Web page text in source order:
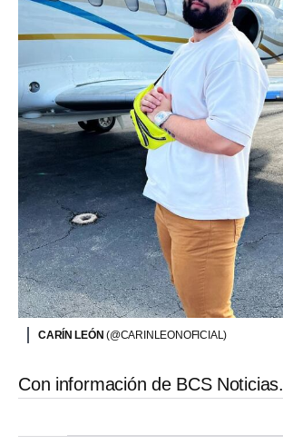
CARÍN LEÓN (@CARINLEONOFICIAL)
Con información de BCS Noticias.